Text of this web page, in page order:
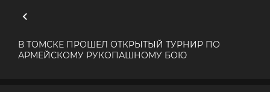
В ТОМСКЕ ПРОШЕЛ ОТКРЫТЫЙ ТУРНИР ПО
АРМЕЙСКОМУ РУКОПАШНОМУ БОЮ